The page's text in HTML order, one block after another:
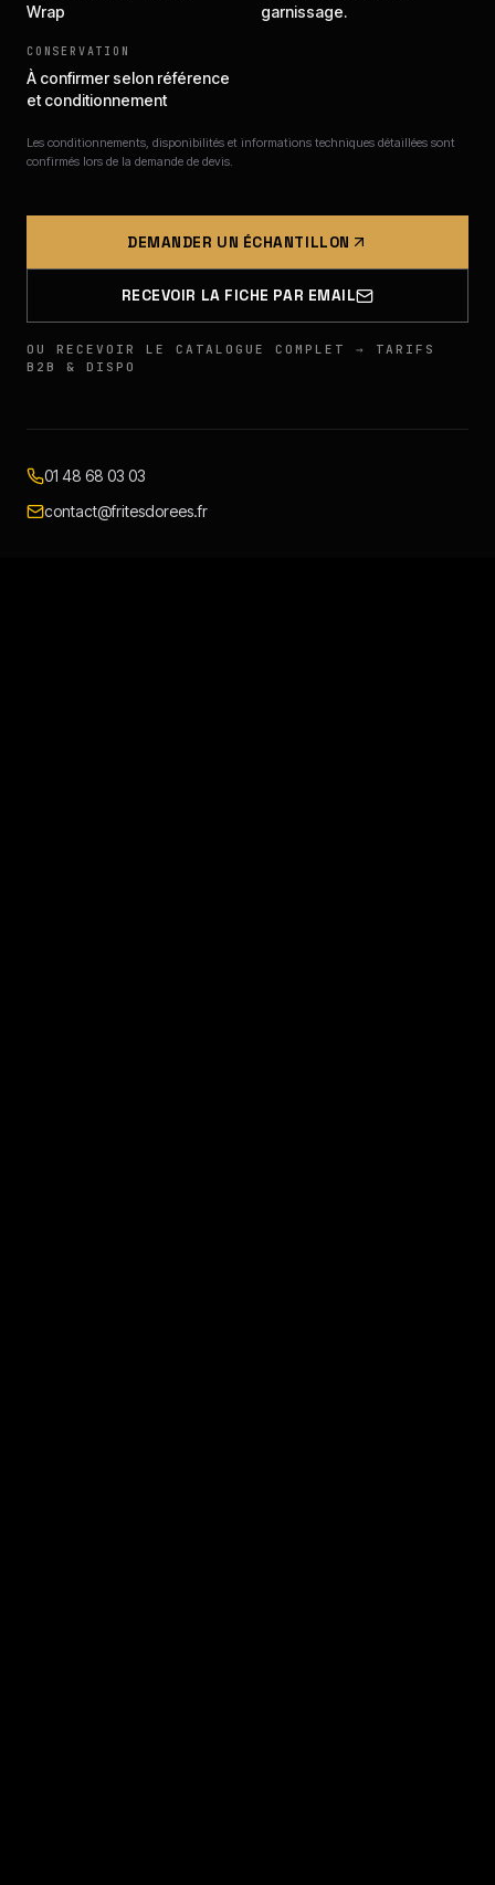
Wrap
garnissage.
CONSERVATION
À confirmer selon référence
et conditionnement
Les conditionnements, disponibilités et informations techniques détaillées sont
confirmés lors de la demande de devis.
DEMANDER UN ÉCHANTILLON
RECEVOIR LA FICHE PAR EMAIL
OU RECEVOIR LE CATALOGUE COMPLET → TARIFS
B2B & DISPO
01 48 68 03 03
contact@fritesdorees.fr